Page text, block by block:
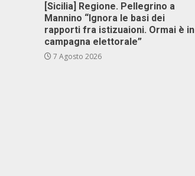
[Sicilia] Regione. Pellegrino a
Mannino “Ignora le basi dei
rapporti fra istizuaioni. Ormai è in
campagna elettorale”
7 Agosto 2026